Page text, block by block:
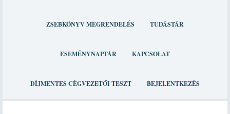
ZSEBKÖNYV MEGRENDELÉS TUDÁSTÁR
ESEMÉNYNAPTÁR KAPCSOLAT
DÍJMENTES CÉGVEZETŐI TESZT BEJELENTKEZÉS